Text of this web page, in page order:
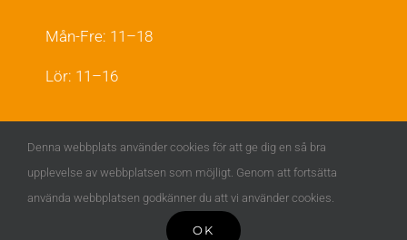
Mån-Fre: 11–18
Lör: 11–16
INSTAGRAM
Denna webbplats använder cookies för att ge dig en så bra
upplevelse av webbplatsen som möjligt. Genom att fortsätta
använda webbplatsen godkänner du att vi använder cookies.
OK